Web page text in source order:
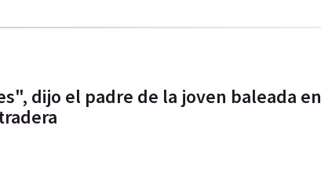
dijo el padre de la joven baleada en